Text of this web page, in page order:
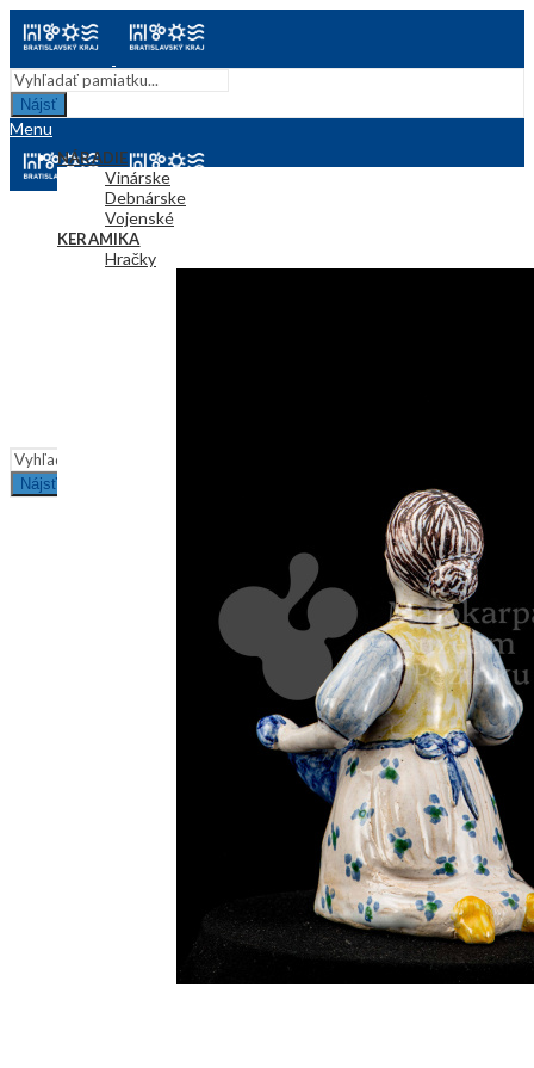
Nájsť
Menu
NÁRADIE
Vinárske
Debnárske
Vojenské
KERAMIKA
Hračky
Nájsť